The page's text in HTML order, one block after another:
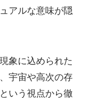
アルな意味が隠
象に込められた
宇宙や高次の存
いう視点から徹